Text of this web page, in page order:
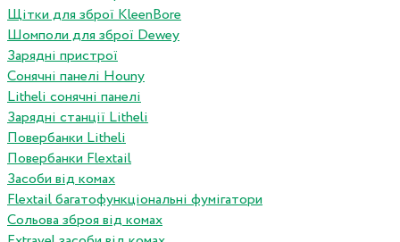
Щітки для зброї KleenBore
Шомполи для зброї Dewey
Зарядні пристрої
Сонячні панелі Houny
Litheli сонячні панелі
Зарядні станції Litheli
Повербанки Litheli
Повербанки Flextail
Засоби від комах
Flextail багатофункціональні фумігатори
Сольова зброя від комах